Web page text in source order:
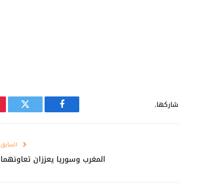
شاركها.
فيسبوك تويتر
السابق
المغرب وسوريا يعززان تعاونهما